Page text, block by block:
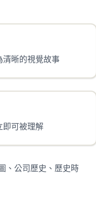
清晰的視覺故事
即可被理解
、公司歷史、歷史時